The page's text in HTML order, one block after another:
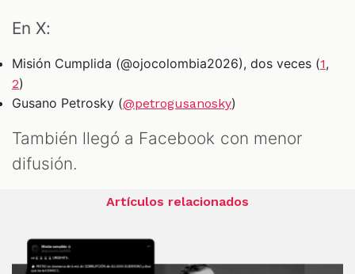
En X:
Misión Cumplida (@ojocolombia2026), dos veces (1,
2)
Gusano Petrosky (@petrogusanosky)
También llegó a Facebook con menor
difusión.
Artículos relacionados